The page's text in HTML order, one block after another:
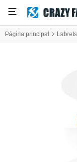
Página principal Labrets